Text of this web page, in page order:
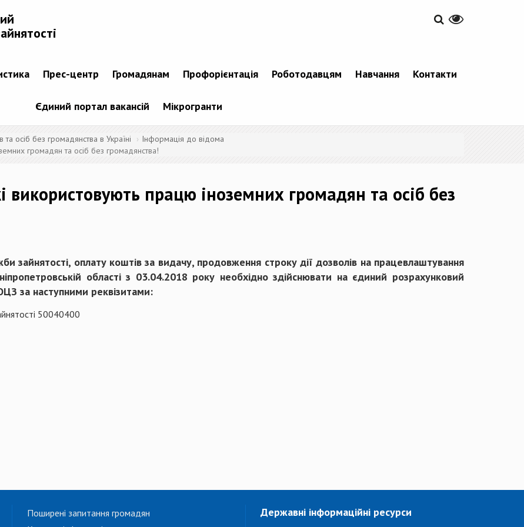
Прес-центр Громадянам Профорієнтація Роботодавцям Навчання Контакти
Єдиний портал вакансій Мікрогранти
осіб без громадянства в Україні
Інформація до відома
громадян та осіб без громадянства!
використовують працю іноземних громадян та осіб без
зайнятості, оплату коштів за видачу, продовження строку дії дозволів на працевлаштування
області з 03.04.2018 року необхідно здійснювати на єдиний розрахунковий
за наступними реквізитами:
50040400
Поширені запитання громадян
Державні інформаційні ресурси